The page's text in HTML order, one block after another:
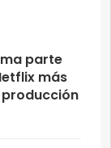
parte
más